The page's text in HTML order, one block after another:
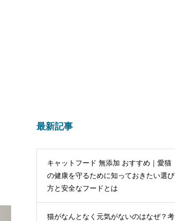
最新記事
キャットフード 無添加 おすすめ｜愛猫
の健康を守るために知っておきたい選び
方と安全なフードとは
猫がなんとなく元気がないのはなぜ？考